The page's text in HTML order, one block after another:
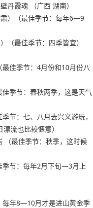
丹霞魂 （广西 湖南）
）（最佳季节：每年6―9
（最佳季节：四季皆宜）
佳季节：4月份和10月份八
季节：春秋两季，这是天气
节：七、八月去兴义游玩，
流也比较惬意）
（最佳季节：秋季，这时候
季节：每年2月下旬―3月上
每年8―10月才是进山黄金季